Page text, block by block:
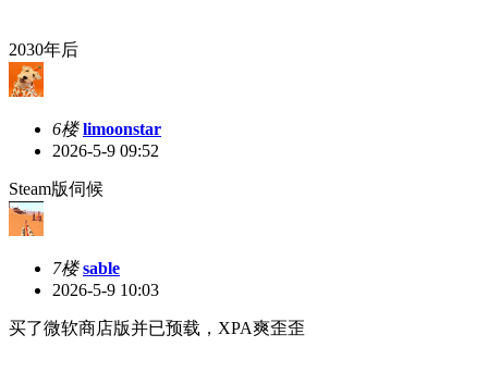
2030年后
6楼 limoonstar
2026-5-9 09:52
Steam版伺候
7楼 sable
2026-5-9 10:03
买了微软商店版并已预载，XPA爽歪歪